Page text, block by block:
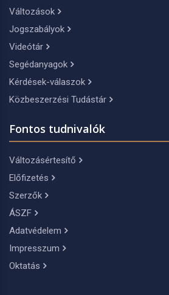
Változások
Jogszabályok
Videótár
Segédanyagok
Kérdések-válaszok
Közbeszerzési Tudástár
Fontos tudnivalók
Változásértesítő
Előfizetés
Szerzők
ÁSZF
Adatvédelem
Impresszum
Oktatás